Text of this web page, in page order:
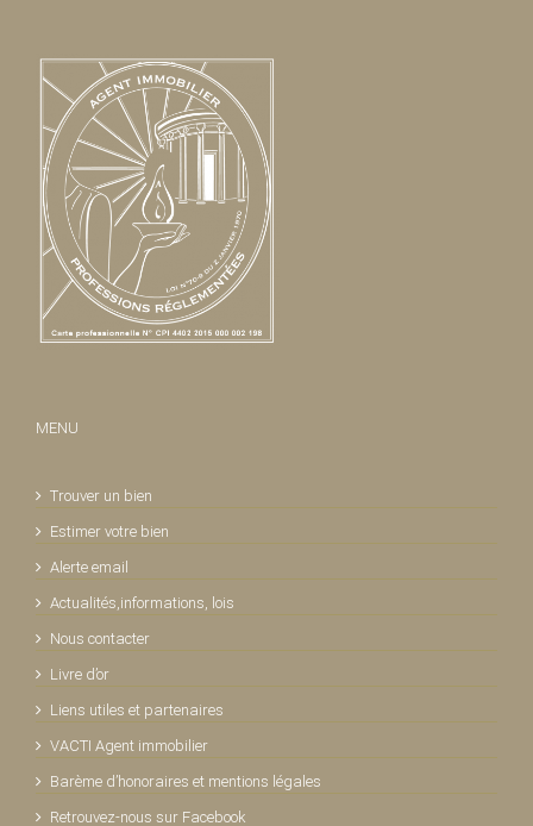
MENU
Trouver un bien
Estimer votre bien
Alerte email
Actualités,informations, lois
Nous contacter
Livre d’or
Liens utiles et partenaires
VACTI Agent immobilier
Barème d’honoraires et mentions légales
Retrouvez-nous sur Facebook